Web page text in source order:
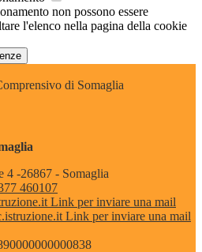
non possono essere
l'elenco nella pagina della cookie
di Somaglia
4 -26867 - Somaglia
460107
Link per inviare una mail
Link per inviare una mail